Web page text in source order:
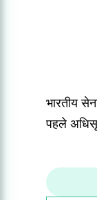
भारतीय
पहले